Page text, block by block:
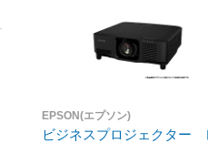
EPSON(エプソン)
ビジネスプロジェクター